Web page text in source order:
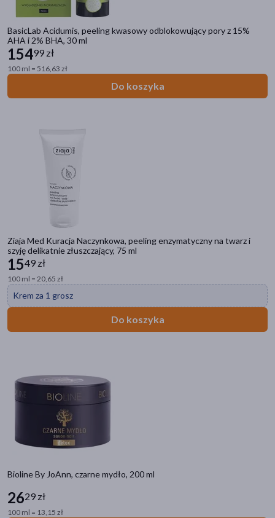
BasicLab Acidumis, peeling kwasowy odblokowujący pory z 15%
AHA i 2% BHA, 30 ml
15499 zł
100 ml = 516,63 zł
Do koszyka
Ziaja Med Kuracja Naczynkowa, peeling enzymatyczny na twarz i
szyję delikatnie złuszczający, 75 ml
1549 zł
100 ml = 20,65 zł
Krem za 1 grosz
Do koszyka
Bioline By JoAnn, czarne mydło, 200 ml
2629 zł
100 ml = 13,15 zł